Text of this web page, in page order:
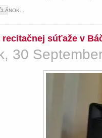
recitačnej súťaže v
30